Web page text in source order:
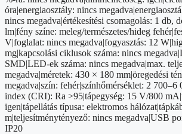
óra|energiaosztály: nincs
nincs megadva|értékesítési csomagolás: 1 db,
lm|fény színe: meleg/természetes/hideg
V|foglalat: nincs megadva|fogyasztás: 12
mg|kapcsolási ciklusok száma: nincs
SMD|LED-ek száma: nincs megadva|max.
megadva|méretek: 430 × 180 mm|öregedési
megadva|szín: fehér|színhőmérséklet: 2 700–6
index (CRI): Ra >95|tápegység: 15 V/800
igen|tápellátás típusa: elektromos
m|teljesítménytényező: nincs megadva|USB
IP20